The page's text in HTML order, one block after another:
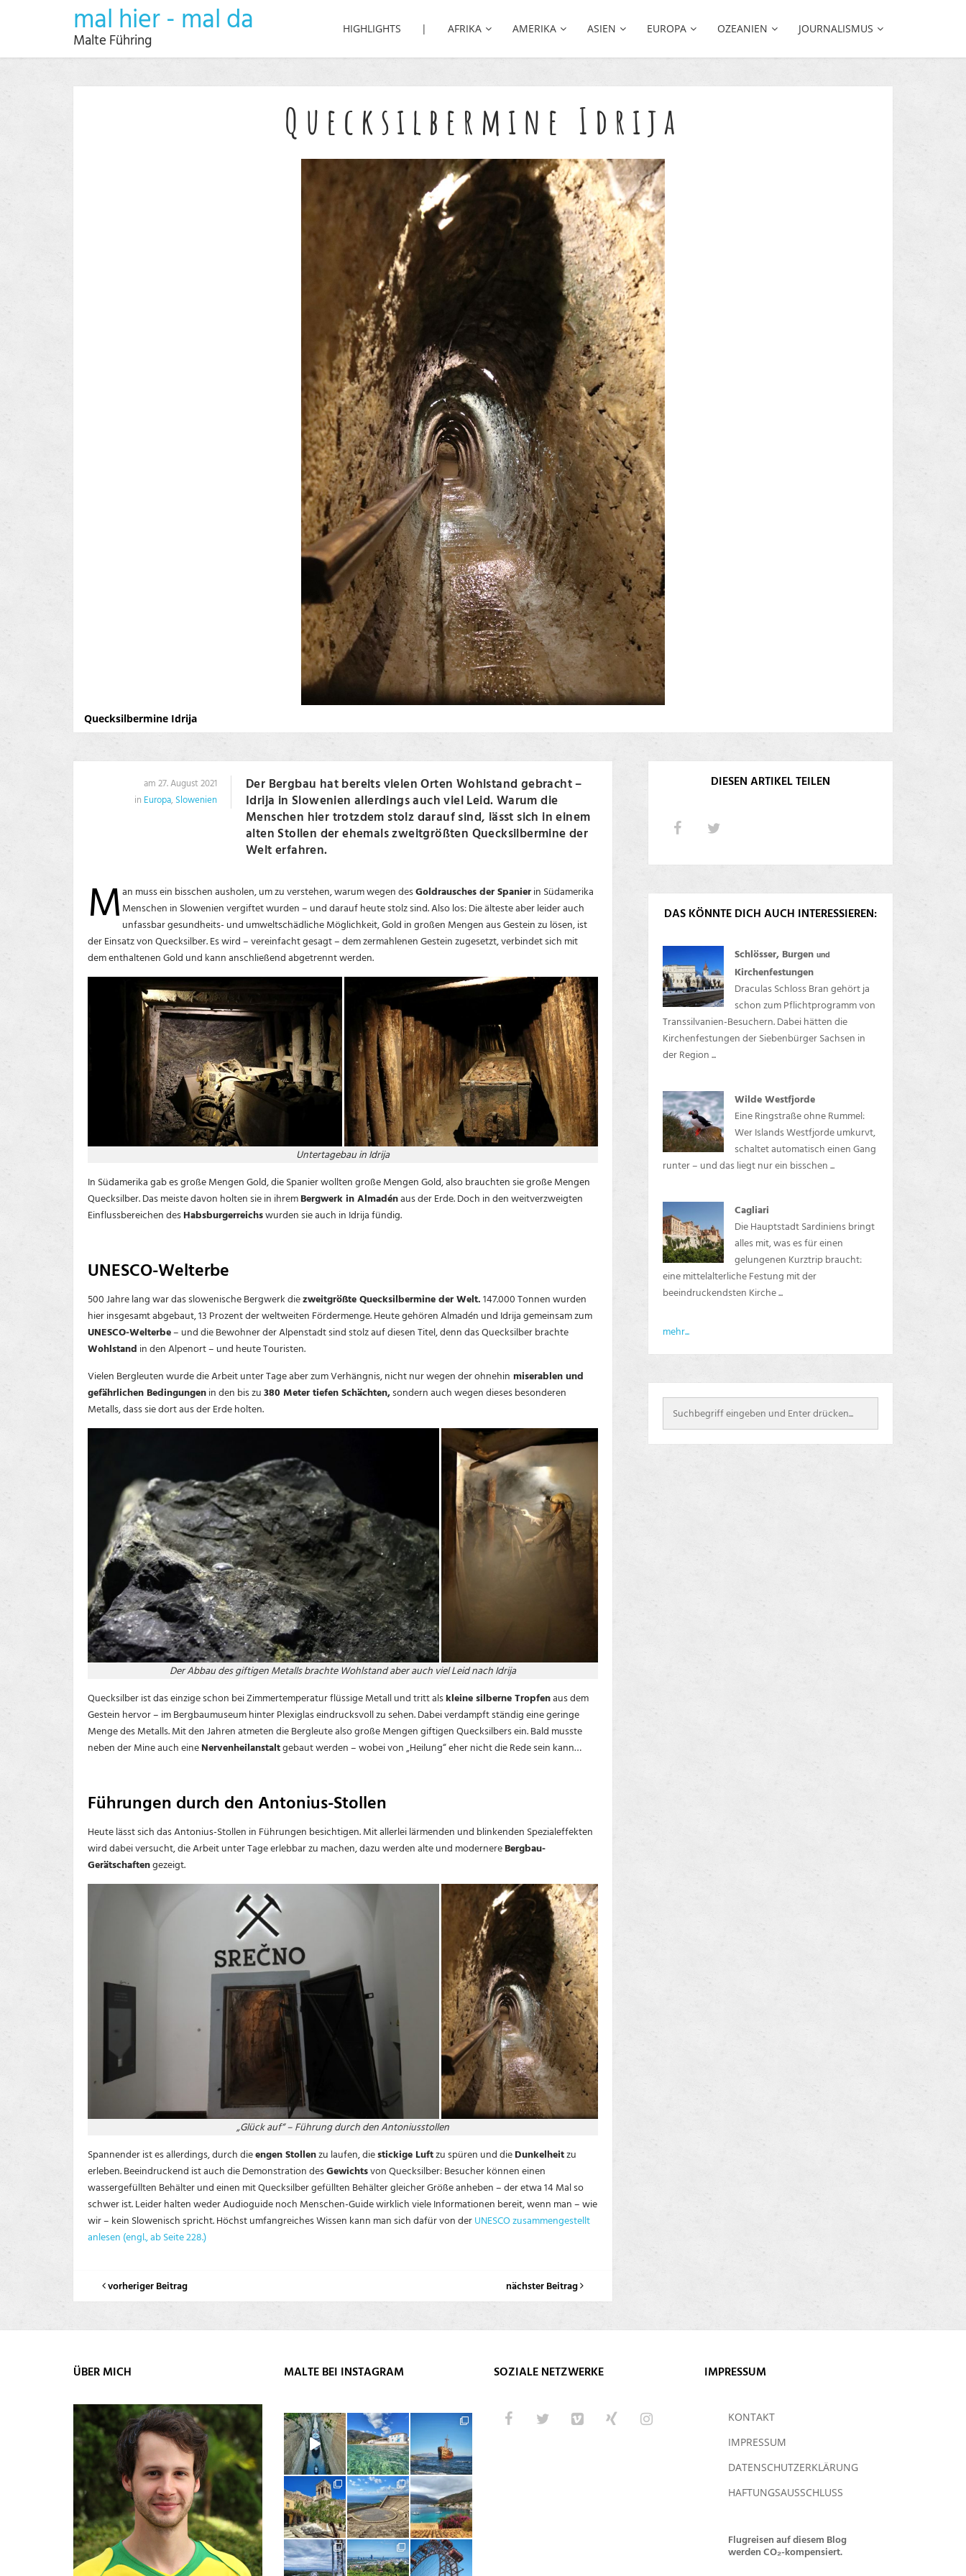
mal hier - mal da
Malte Führing
HIGHLIGHTS | AFRIKA AMERIKA ASIEN EUROPA OZEANIEN JOURNALISMUS
Quecksilbermine Idrija
Quecksilbermine Idrija
am 27. August 2021
in Europa, Slowenien
Der Bergbau hat bereits vielen Orten Wohlstand gebracht –
Idrija in Slowenien allerdings auch viel Leid. Warum die
Menschen hier trotzdem stolz darauf sind, lässt sich in einem
alten Stollen der ehemals zweitgrößten Quecksilbermine der
Welt erfahren.
Man muss ein bisschen ausholen, um zu verstehen, warum wegen desGoldrausches der Spanierin Südamerika
Menschen in Slowenien vergiftet wurden – und darauf heute stolz sind. Also los: Die älteste aber leider auch
unfassbar gesundheits- und umweltschädliche Möglichkeit, Gold in großen Mengen aus Gestein zu lösen, ist
der Einsatz von Quecksilber. Es wird – vereinfacht gesagt – dem zermahlenen Gestein zugesetzt, verbindet sich mit
dem enthaltenen Gold und kann anschließend abgetrennt werden.
Untertagebau in Idrija
In Südamerika gab es große Mengen Gold, die Spanier wollten große Mengen Gold, also brauchten sie große Mengen
Quecksilber. Das meiste davon holten sie in ihremBergwerk in Almadénaus der Erde. Doch in den weitverzweigten
Einflussbereichen desHabsburgerreichswurden sie auch in Idrija fündig.
UNESCO-Welterbe
500 Jahre lang war das slowenische Bergwerk diezweitgrößte Quecksilbermine der Welt.147.000 Tonnen wurden
hier insgesamt abgebaut, 13 Prozent der weltweiten Fördermenge. Heute gehören Almadén und Idrija gemeinsam zum
UNESCO-Welterbe– und die Bewohner der Alpenstadt sind stolz auf diesen Titel, denn das Quecksilber brachte
Wohlstand in den Alpenort – und heute Touristen.
Vielen Bergleuten wurde die Arbeit unter Tage aber zum Verhängnis, nicht nur wegen der ohnehin miserablen und
gefährlichen Bedingungenin den bis zu380 Meter tiefen Schächten,sondern auch wegen dieses besonderen
Metalls, dass sie dort aus der Erde holten.
Der Abbau des giftigen Metalls brachte Wohlstand aber auch viel Leid nach Idrija
Quecksilber ist das einzige schon bei Zimmertemperatur flüssige Metall und tritt alskleine silberne Tropfenaus dem
Gestein hervor – im Bergbaumuseum hinter Plexiglas eindrucksvoll zu sehen. Dabei verdampft ständig eine geringe
Menge des Metalls. Mit den Jahren atmeten die Bergleute also große Mengen giftigen Quecksilbers ein. Bald musste
neben der Mine auch eineNervenheilanstaltgebaut werden – wobei von „Heilung“ eher nicht die Rede sein kann…
Führungen durch den Antonius-Stollen
Heute lässt sich das Antonius-Stollen in Führungen besichtigen. Mit allerlei lärmenden und blinkenden Spezialeffekten
wird dabei versucht, die Arbeit unter Tage erlebbar zu machen, dazu werden alte und modernereBergbau-
Gerätschaftengezeigt.
„Glück auf“ – Führung durch den Antoniusstollen
Spannender ist es allerdings, durch dieengen Stollenzu laufen, diestickige Luftzu spüren und dieDunkelheitzu
erleben. Beeindruckend ist auch die Demonstration desGewichtsvon Quecksilber: Besucher können einen
wassergefüllten Behälter und einen mit Quecksilber gefüllten Behälter gleicher Größe anheben – der etwa 14 Mal so
schwer ist. Leider halten weder Audioguide noch Menschen-Guide wirklich viele Informationen bereit, wenn man – wie
wir – kein Slowenisch spricht. Höchst umfangreiches Wissen kann man sich dafür von derUNESCO zusammengestellt
anlesen (engl., ab Seite 228.)
vorheriger Beitrag nächster Beitrag
DIESEN ARTIKEL TEILEN
DAS KÖNNTE DICH AUCH INTERESSIEREN:
Schlösser, Burgen und
Kirchenfestungen
Draculas Schloss Bran gehört ja
schon zum Pflichtprogramm von
Transsilvanien-Besuchern. Dabei hätten die
Kirchenfestungen der Siebenbürger Sachsen in
der Region ...
Wilde Westfjorde
Eine Ringstraße ohne Rummel:
Wer Islands Westfjorde umkurvt,
schaltet automatisch einen Gang
runter – und das liegt nur ein bisschen ...
Cagliari
Die Hauptstadt Sardiniens bringt
alles mit, was es für einen
gelungenen Kurztrip braucht:
eine mittelalterliche Festung mit der
beeindruckendsten Kirche ...
mehr...
ÜBER MICH MALTE BEI INSTAGRAM SOZIALE NETZWERKE IMPRESSUM
KONTAKT
IMPRESSUM
DATENSCHUTZERKLÄRUNG
HAFTUNGSAUSSCHLUSS
Flugreisen auf diesem Blog
werden CO₂-kompensiert.